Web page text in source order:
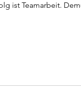
ist Teamarbeit.